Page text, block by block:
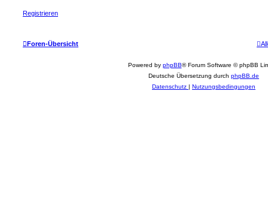
Registrieren
Foren-Übersicht
Powered by phpBB® Forum Software © phpBB
Deutsche Übersetzung durch phpBB.de
Datenschutz | Nutzungsbedingungen